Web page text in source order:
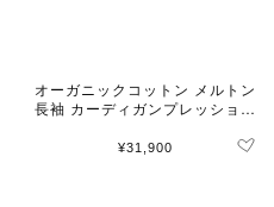
オーガニックコットン メルトン
長袖 カーディガンプレッション
¥31,900